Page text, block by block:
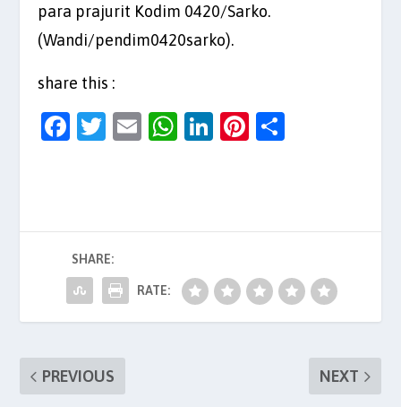
para prajurit Kodim 0420/Sarko.
(Wandi/pendim0420sarko).
share this :
F
b
o
o
k
T
E
W
A
p
p
Li
dI
n
Pi
t
SHARE:
RATE:
PREVIOUS NEXT